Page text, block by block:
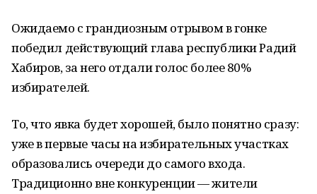
Ожидаемо с грандиозным отрывом в гонке
победил действующий глава республики Радий
Хабиров, за него отдали голос более 80%
избирателей.
То, что явка будет хорошей, было понятно сразу:
уже в первые часы на избирательных участках
образовались очереди до самого входа.
Традиционно вне конкуренции — жители